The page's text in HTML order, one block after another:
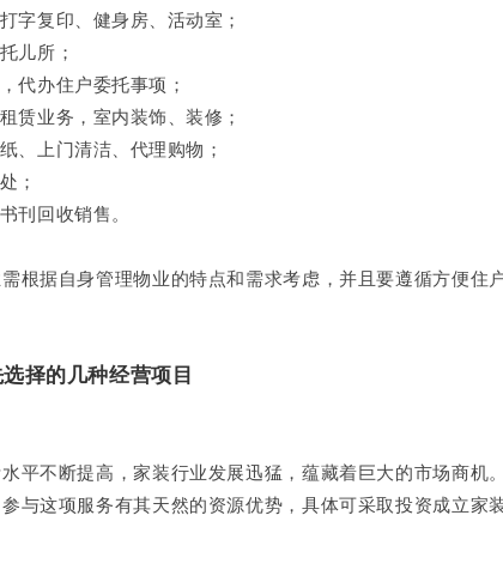
复印、健身房、活动室；
儿所；
办住户委托事项；
业务，室内装饰、装修；
上门清洁、代理购物；
；
回收销售。
据自身管理物业的特点和需求考虑，并且要遵循方便住
择的几种经营项目
不断提高，家装行业发展迅猛，蕴藏着巨大的市场商机
与这项服务有其天然的资源优势，具体可采取投资成立家